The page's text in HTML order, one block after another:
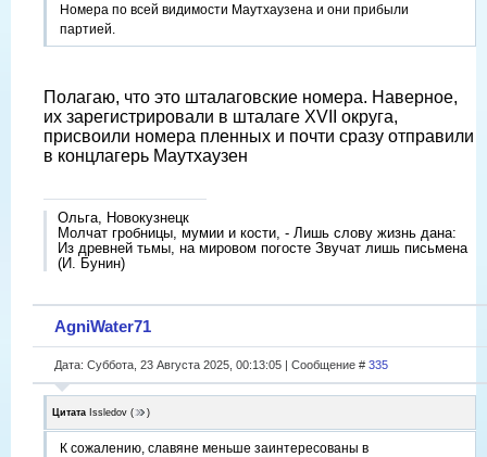
Номера по всей видимости Маутхаузена и они прибыли
партией.
Полагаю, что это шталаговские номера. Наверное,
их зарегистрировали в шталаге XVII округа,
присвоили номера пленных и почти сразу отправили
в концлагерь Маутхаузен
Ольга, Новокузнецк
Молчат гробницы, мумии и кости, - Лишь слову жизнь дана:
Из древней тьмы, на мировом погосте Звучат лишь письмена
(И. Бунин)
AgniWater71
Дата: Суббота, 23 Августа 2025, 00:13:05 | Сообщение # 335
Цитата Issledov ( )
К сожалению, славяне меньше заинтересованы в